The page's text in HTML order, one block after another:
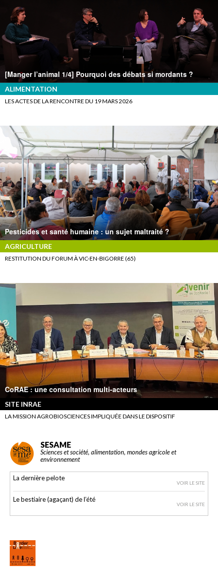
[Manger l’animal 1/4] Pourquoi des débats si mordants ?
ALIMENTATION
LES ACTES DE LA RENCONTRE DU 19 MARS 2026
Pesticides et santé humaine : un sujet maltraité ?
AGRICULTURE
RESTITUTION DU FORUM À VIC-EN-BIGORRE (65)
CoRAE : une consultation multi-acteurs
SITE INRAE
LA MISSION AGROBIOSCIENCES IMPLIQUÉE DANS LE DISPOSITIF
SESAME
Sciences et société, alimentation, mondes agricole et
environnement
La dernière pelote
VOIR LE SITE
Le bestiaire (agaçant) de l’été
VOIR LE SITE